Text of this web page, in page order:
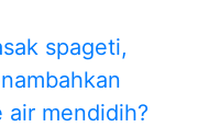
spageti,
air mendidih?